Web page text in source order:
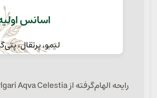
اسانس
لیمو، پرتقال،